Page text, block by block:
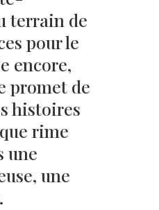
terrain de
pour le
encore,
promet de
histoires
rime
une
une